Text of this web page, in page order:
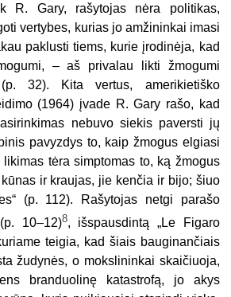
R. Gary, rašytojas nėra politikas,
vertybes, kurias jo amžininkai imasi
paklusti tiems, kurie įrodinėja, kad
– aš privalau likti žmogumi
p. 32). Kita vertus, amerikietiško
(1964) įvade R. Gary rašo, kad
nebuvo siekis paversti jų
pavyzdys to, kaip žmogus elgiasi
tėra simptomas to, ką žmogus
ir kraujas, jie kenčia ir bijo; šiuo
(p. 112). Rašytojas netgi parašo
10–12)8, išspausdintą „Le Figaro
teigia, kad šiais bauginančiais
žudynės, o mokslininkai skaičiuoja,
branduolinę katastrofą, jo akys